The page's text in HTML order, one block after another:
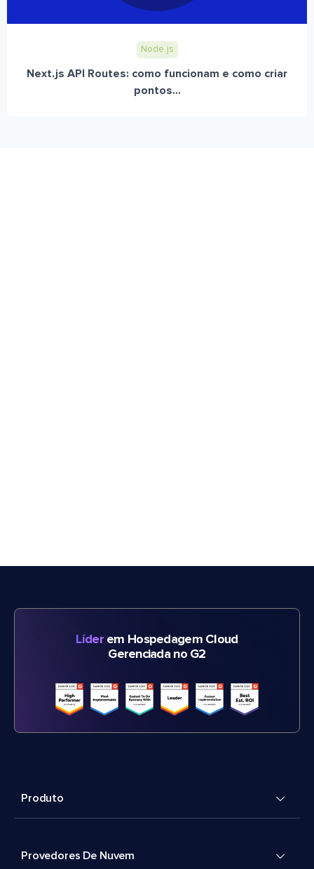
Node.js
Next.js API Routes: como funcionam e como criar
pontos...
Líderem Hospedagem Cloud
Gerenciada no G2
Produto
Provedores De Nuvem